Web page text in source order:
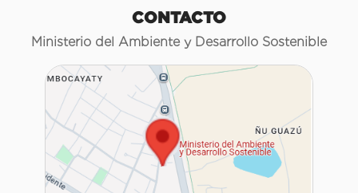
CONTACTO
Ministerio del Ambiente y Desarrollo Sostenible